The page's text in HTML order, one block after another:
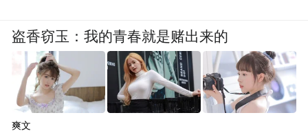
盗香窃玉：我的青春就是赌出来的
爽文